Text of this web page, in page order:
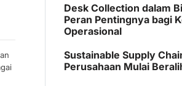
Desk Collection dalam
Peran Pentingnya bagi
Operasional
Sustainable Supply
Perusahaan Mulai